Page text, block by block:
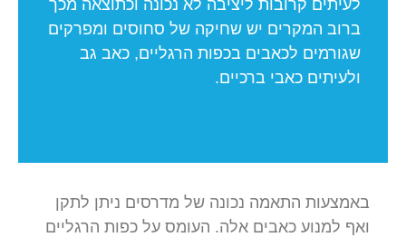
לעיתים קרובות ליציבה לא נכונה וכתוצאה מכך
ברוב המקרים יש שחיקה של סחוסים ומפרקים
שגורמים לכאבים בכפות הרגליים, כאב גב
ולעיתים כאבי ברכיים.
באמצעות התאמה נכונה של מדרסים ניתן לתקן
ואף למנוע כאבים אלה. העומס על כפות הרגליים